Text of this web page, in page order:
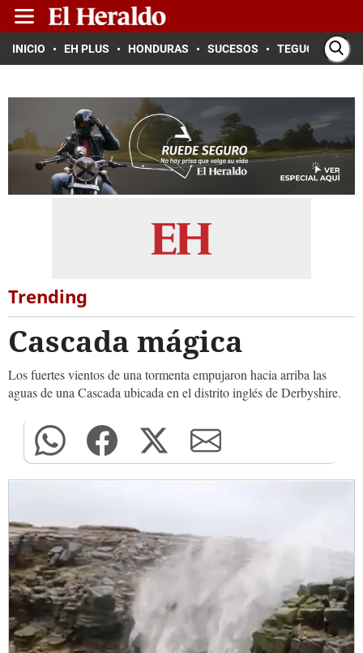
INICIO EH PLUS HONDURAS SUCESOS TEGUCIGALPA
Trending
Cascada mágica
Los fuertes vientos de una tormenta empujaron hacia arriba las
aguas de una Cascada ubicada en el distrito inglés de Derbyshire.